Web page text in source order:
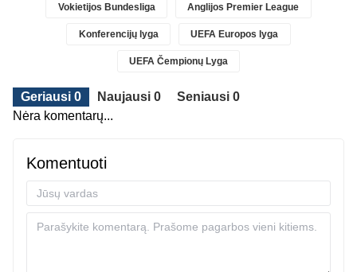
Vokietijos Bundesliga Anglijos Premier League
Konferencijų lyga UEFA Europos lyga
UEFA Čempionų Lyga
Geriausi 0 Naujausi 0
Seniausi 0
Nėra komentarų...
Komentuoti